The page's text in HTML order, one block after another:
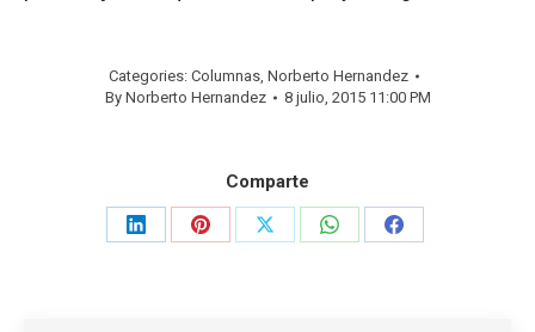
Categories: Columnas, Norberto Hernandez
By Norberto Hernandez 8 julio, 2015 11:00 PM
Comparte
Share
Share
Share
Share
Share